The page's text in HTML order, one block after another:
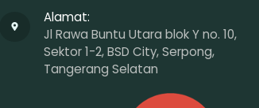
Alamat:
Jl Rawa Buntu Utara blok Y no. 10,
Sektor 1-2, BSD City, Serpong,
Tangerang Selatan